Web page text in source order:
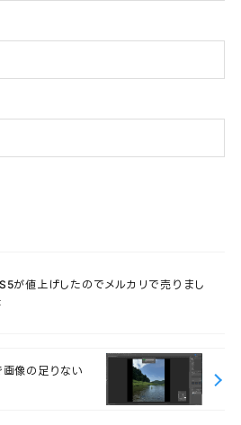
が値上げしたのでメルカリで売りまし
像の足りない